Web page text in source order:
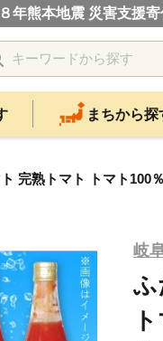
年熊本地震 災害支援
まちから探
完熟トマト トマト
岐
ふ